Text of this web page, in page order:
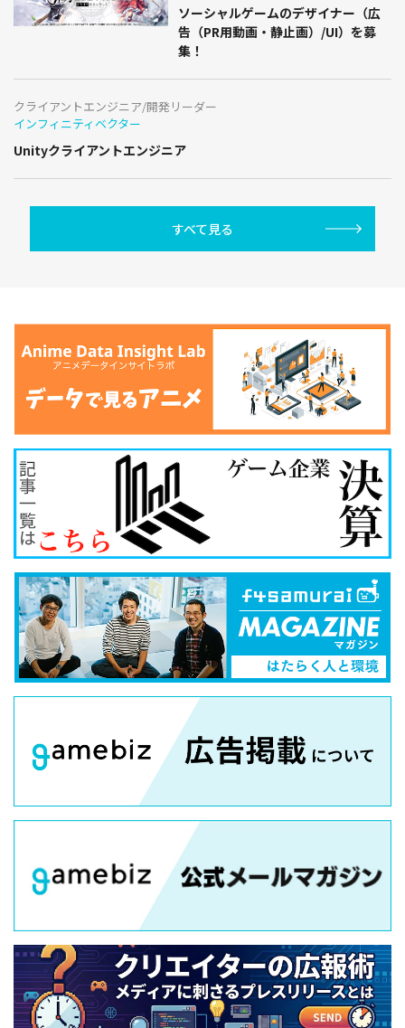
ソーシャルゲームのデザイナー（広
告（PR用動画・静止画）/UI）を募
集！
クライアントエンジニア/開発リーダー
インフィニティベクター
Unityクライアントエンジニア
すべて見る